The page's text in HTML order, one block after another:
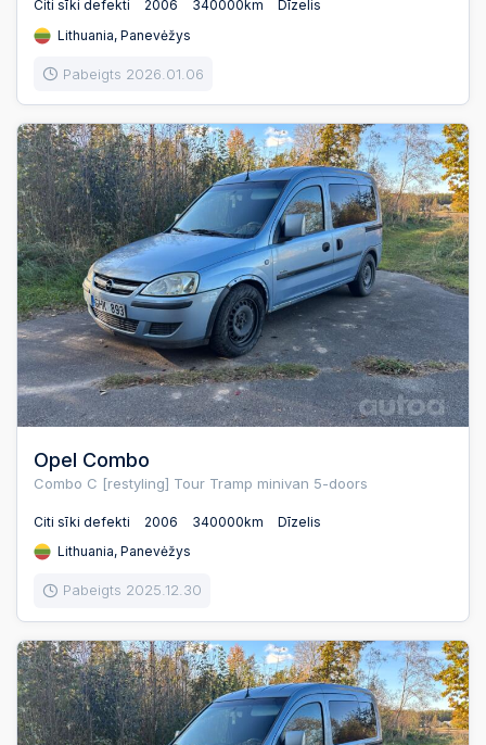
Citi sīki defekti 2006 340000km
Dīzelis
Lithuania, Panevėžys
Pabeigts 2026.01.06
Opel Combo
Combo C [restyling] Tour Tramp minivan 5-doors
Citi sīki defekti 2006 340000km
Dīzelis
Lithuania, Panevėžys
Pabeigts 2025.12.30